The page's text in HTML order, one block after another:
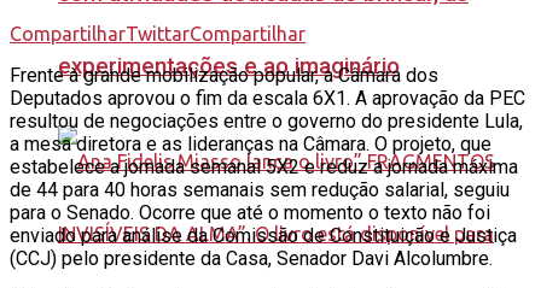
experimentações e ao imaginário
CompartilharTwittarCompartilhar
Frente à grande mobilização popular, a Câmara dos
Deputados aprovou o fim da escala 6X1. A aprovação da PEC
resultou de negociações entre o governo do presidente Lula,
a mesa diretora e as lideranças na Câmara. O projeto, que
estabelece a jornada semanal 5X2 e reduz a jornada máxima
de 44 para 40 horas semanais sem redução salarial, seguiu
para o Senado. Ocorre que até o momento o texto não foi
enviado para análise da Comissão de Constituição e Justiça
(CCJ) pelo presidente da Casa, Senador Davi Alcolumbre.